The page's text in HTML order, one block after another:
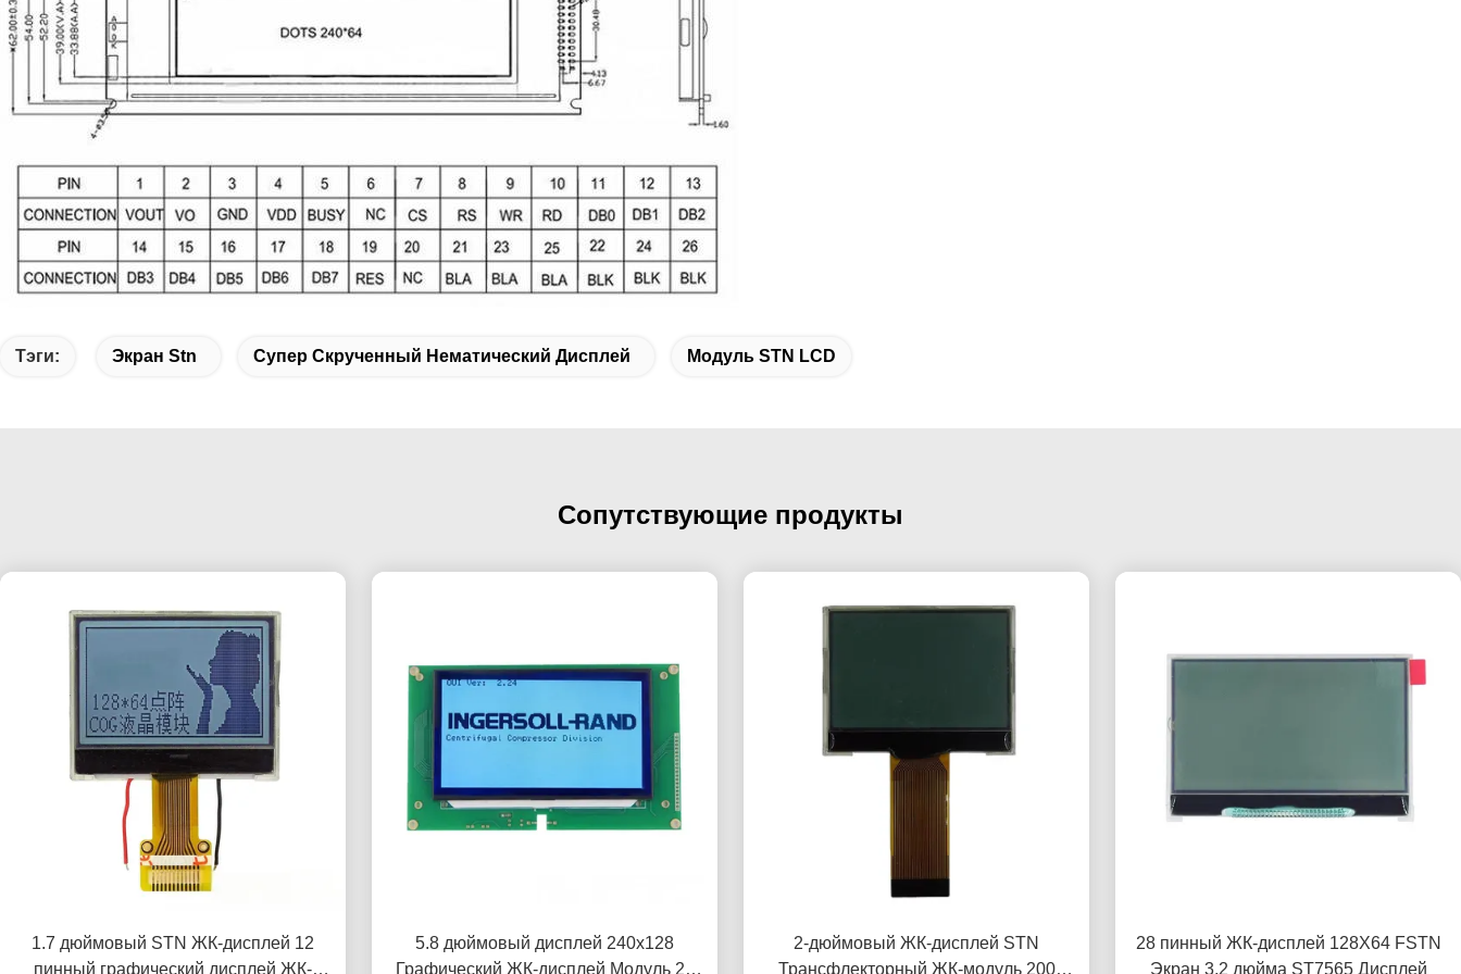
Тэги: Экран Stn Супер Скрученный Нематический Дисплей Модуль STN LCD
Сопутствующие продукты
1.7 дюймовый STN ЖК-дисплей 12
пинный графический дисплей ЖК-
5.8 дюймовый дисплей 240x128
Графический ЖК-дисплей Модуль 22
2-дюймовый ЖК-дисплей STN
Трансфлекторный ЖК-модуль 200
28 пинный ЖК-дисплей 128X64 FSTN
Экран 3,2 дюйма ST7565 Дисплей